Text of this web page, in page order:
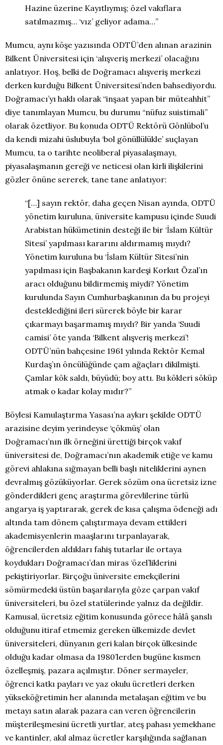
Hazine üzerine Kayıtlıymış; özel vakıflara
satılmazmış… ‘vız’ geliyor adama…”
Mumcu, aynı köşe yazısında ODTÜ’den alınan arazinin
Bilkent Üniversitesi için ‘alışveriş merkezi’ olacağını
anlatıyor. Hoş, belki de Doğramacı alışveriş merkezi
derken kurduğu Bilkent Üniversitesi’nden bahsediyordu.
Doğramacı’yı haklı olarak “inşaat yapan bir müteahhit”
diye tanımlayan Mumcu, bu durumu “nüfuz suistimali”
olarak özetliyor. Bu konuda ODTÜ Rektörü Gönlübol’u
da kendi mizahi üslubuyla ‘bol gönüllülükle’ suçlayan
Mumcu, ta o tarihte neoliberal piyasalaşmayı,
piyasalaşmanın gereği ve neticesi olan kirli ilişkilerini
gözler önüne sererek, tane tane anlatıyor:
“[…] sayın rektör, daha geçen Nisan ayında, ODTÜ
yönetim kuruluna, üniversite kampusu içinde Suudi
Arabistan hükümetinin desteği ile bir ‘İslam Kültür
Sitesi’ yapılması kararını aldırmamış mıydı?
Yönetim kuruluna bu ‘İslam Kültür Sitesi’nin
yapılması için Başbakanın kardeşi Korkut Özal’ın
aracı olduğunu bildirmemiş miydi? Yönetim
kurulunda Sayın Cumhurbaşkanının da bu projeyi
desteklediğini ileri sürerek böyle bir karar
çıkarmayı başarmamış mıydı? Bir yanda ‘Suudi
camisi’ öte yanda ‘Bilkent alışveriş merkezi’!
ODTÜ’nün bahçesine 1961 yılında Rektör Kemal
Kurdaş’ın öncülüğünde çam ağaçları dikilmişti.
Çamlar kök saldı, büyüdü; boy attı. Bu kökleri söküp
atmak o kadar kolay mıdır?”
Böylesi Kamulaştırma Yasası’na aykırı şekilde ODTÜ
arazisine deyim yerindeyse ‘çökmüş’ olan
Doğramacı’nın ilk örneğini ürettiği birçok vakıf
üniversitesi de, Doğramacı’nın akademik etiğe ve kamu
görevi ahlakına sığmayan belli başlı niteliklerini aynen
devralmış gözüküyorlar. Gerek sözüm ona ücretsiz izne
gönderdikleri genç araştırma görevlilerine türlü
angarya iş yaptırarak, gerek de kısa çalışma ödeneği adı
altında tam dönem çalıştırmaya devam ettikleri
akademisyenlerin maaşlarını tırpanlayarak,
öğrencilerden aldıkları fahiş tutarlar ile ortaya
koydukları Doğramacı’dan miras ‘özel’liklerini
pekiştiriyorlar. Birçoğu üniversite emekçilerini
sömürmedeki üstün başarılarıyla göze çarpan vakıf
üniversiteleri, bu özel statülerinde yalnız da değildir.
Kamusal, ücretsiz eğitim konusunda görece hâlâ şanslı
olduğunu itiraf etmemiz gereken ülkemizde devlet
üniversiteleri, dünyanın geri kalan birçok ülkesinde
olduğu kadar olmasa da 1980’lerden bugüne kısmen
özelleşmiş, pazara açılmıştır. Döner sermayeler,
öğrenci katkı payları ve yaz okulu ücretleri derken
yükseköğretimin her alanında metalaşan eğitim ve bu
metayı satın alarak pazara can veren öğrencilerin
müşterileşmesini ücretli yurtlar, ateş pahası yemekhane
ve kantinler, akıl almaz ücretler karşılığında sağlanan